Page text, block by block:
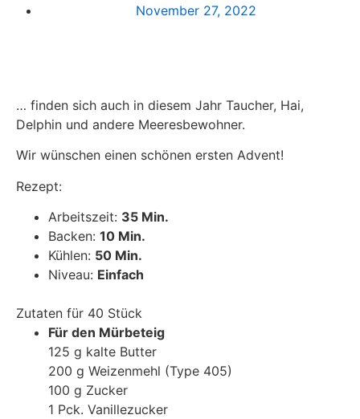
November 27, 2022
… finden sich auch in diesem Jahr Taucher, Hai,
Delphin und andere Meeresbewohner.
Wir wünschen einen schönen ersten Advent!
Rezept:
Arbeitszeit: 35 Min.
Backen: 10 Min.
Kühlen: 50 Min.
Niveau: Einfach
Zutaten für 40 Stück
Für den Mürbeteig
125 g kalte Butter
200 g Weizenmehl (Type 405)
100 g Zucker
1 Pck. Vanillezucker